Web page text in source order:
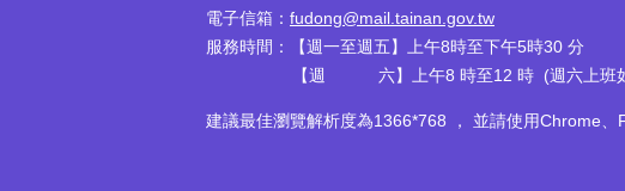
電子信箱： fudong@mail.tainan.gov.tw
服務時間：【週一至週五】上午8時至下午5時30 分
【週 六】上午8 時至12 時 (週六上班如遇
建議最佳瀏覽解析度為1366*768 ， 並請使用Chrome